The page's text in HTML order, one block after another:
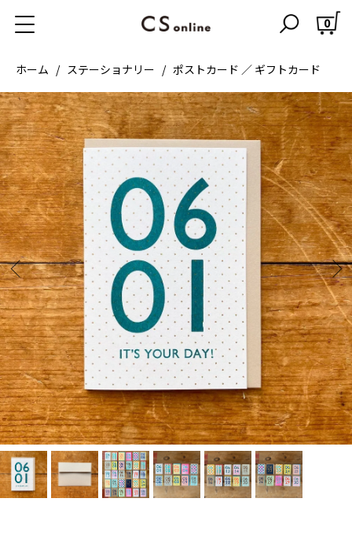
0
ホーム ステーショナリー ポストカード ／ ギフトカード